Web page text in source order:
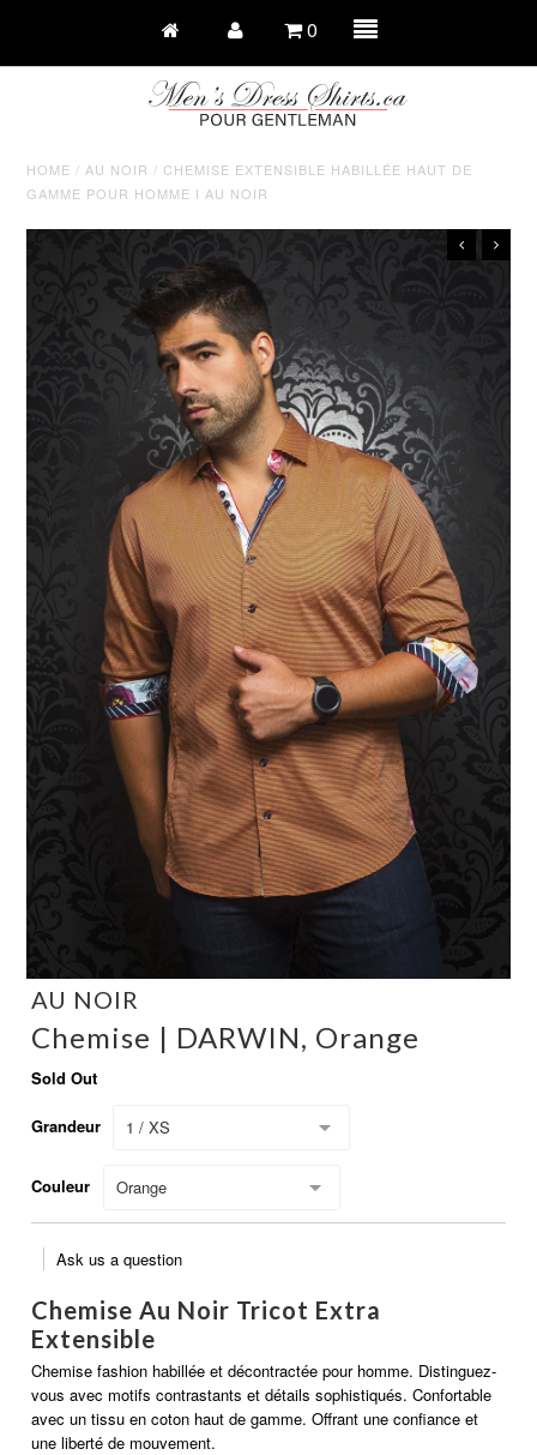
0
HOME / AU NOIR / CHEMISE EXTENSIBLE HABILLÉE HAUT DE
GAMME POUR HOMME I AU NOIR
AU NOIR
Chemise | DARWIN, Orange
Sold Out
Grandeur 1 / XS
Couleur Orange
Ask us a question
Chemise Au Noir Tricot Extra
Extensible
Chemise fashion habillée et décontractée pour homme. Distinguez-
vous avec motifs contrastants et détails sophistiqués. Confortable
avec un tissu en coton haut de gamme. Offrant une confiance et
une liberté de mouvement.